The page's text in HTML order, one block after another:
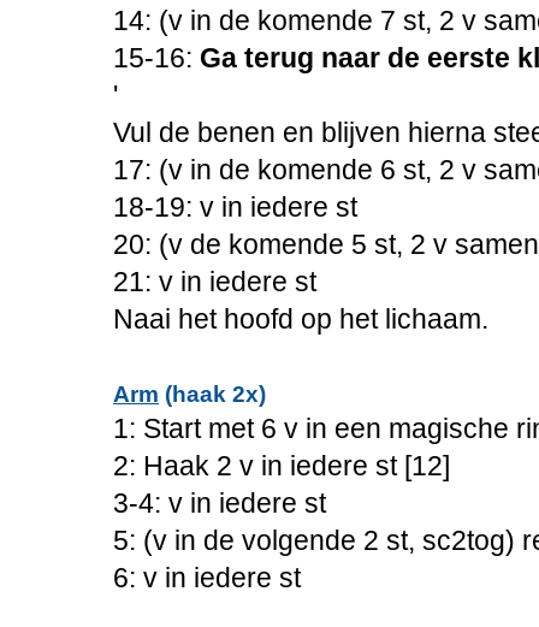
14: (v in de komende 7 st, 2 v
15-16: Ga terug naar de eerste
'
Vul de benen en blijven hierna
17: (v in de komende 6 st, 2 v
18-19: v in iedere st
20: (v de komende 5 st, 2 v
21: v in iedere st
Naai het hoofd op het lichaam.
Arm (haak 2x)
1: Start met 6 v in een magische
2: Haak 2 v in iedere st [12]
3-4: v in iedere st
5: (v in de volgende 2 st, sc2tog)
6: v in iedere st